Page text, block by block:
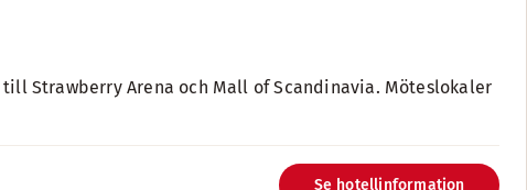
Strawberry Arena och Mall of Scandinavia. Möteslokaler
Se hotellinformation